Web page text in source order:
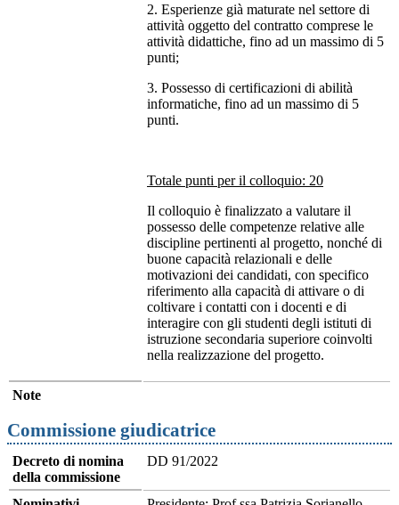
2. Esperienze già maturate nel settore di
attività oggetto del contratto comprese le
attività didattiche, fino ad un massimo di 5
punti;
3. Possesso di certificazioni di abilità
informatiche, fino ad un massimo di 5
punti.
Totale punti per il colloquio: 20
Il colloquio è finalizzato a valutare il
possesso delle competenze relative alle
discipline pertinenti al progetto, nonché di
buone capacità relazionali e delle
motivazioni dei candidati, con specifico
riferimento alla capacità di attivare o di
coltivare i contatti con i docenti e di
interagire con gli studenti degli istituti di
istruzione secondaria superiore coinvolti
nella realizzazione del progetto.
Note
Commissione giudicatrice
Decreto di nomina
della commissione
DD 91/2022